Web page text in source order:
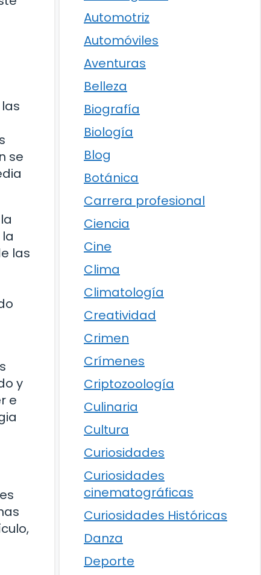
se
las
y
e
Automotriz
Automóviles
Aventuras
Belleza
Biografía
Biología
Blog
Botánica
Carrera profesional
Ciencia
Cine
Clima
Climatología
Creatividad
Crimen
Crímenes
Criptozoología
Culinaria
Cultura
Curiosidades
Curiosidades
cinematográficas
Curiosidades Históricas
Danza
Deporte